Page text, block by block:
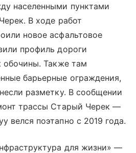
населенными пунктами
В ходе работ
новое асфальтовое
профиль дороги
обочины. Также там
барьерные ограждения,
разметку. В сообщении
трассы Старый Черек —
велся поэтапно с 2019 года.
для жизни» —